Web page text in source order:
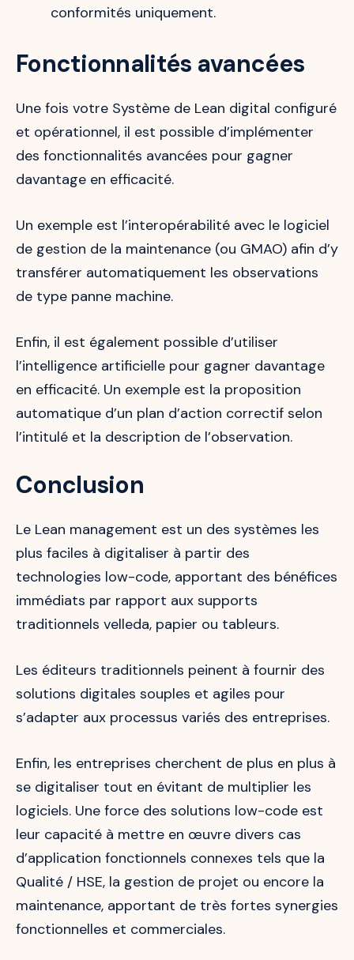
conformités uniquement.
Fonctionnalités avancées
Une fois votre Système de Lean digital configuré
et opérationnel, il est possible d’implémenter
des fonctionnalités avancées pour gagner
davantage en efficacité.
Un exemple est l’interopérabilité avec le logiciel
de gestion de la maintenance (ou GMAO) afin d’y
transférer automatiquement les observations
de type panne machine.
Enfin, il est également possible d’utiliser
l’intelligence artificielle pour gagner davantage
en efficacité. Un exemple est la proposition
automatique d’un plan d’action correctif selon
l’intitulé et la description de l’observation.
Conclusion
Le Lean management est un des systèmes les
plus faciles à digitaliser à partir des
technologies low-code, apportant des bénéfices
immédiats par rapport aux supports
traditionnels velleda, papier ou tableurs.
Les éditeurs traditionnels peinent à fournir des
solutions digitales souples et agiles pour
s’adapter aux processus variés des entreprises.
Enfin, les entreprises cherchent de plus en plus à
se digitaliser tout en évitant de multiplier les
logiciels. Une force des solutions low-code est
leur capacité à mettre en œuvre divers cas
d’application fonctionnels connexes tels que la
Qualité / HSE, la gestion de projet ou encore la
maintenance, apportant de très fortes synergies
fonctionnelles et commerciales.